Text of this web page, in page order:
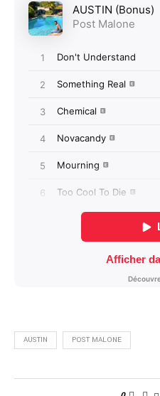
AUSTIN POST MALONE